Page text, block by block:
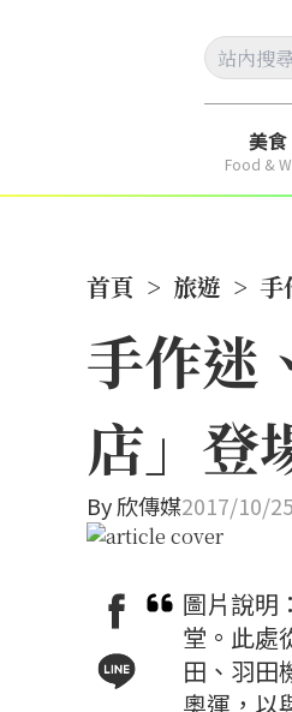
美食
Food &
首頁 > 旅遊 > 手
手作迷
店」登
By欣傳媒2017/10/25
圖片說明
堂。此處
田、羽田
奧運，以